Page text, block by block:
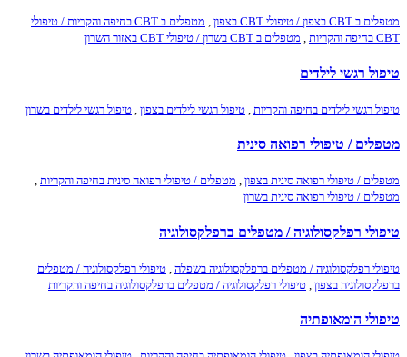
מטפלים ב CBT בצפון / טיפולי CBT בצפון ,
מטפלים ב CBT בחיפה והקריות / טיפולי
CBT בחיפה והקריות
, מטפלים ב CBT בשרון / טיפולי CBT באזור השרון
טיפול רגשי לילדים
טיפול רגשי לילדים בחיפה והקריות טיפול רגשי לילדים בצפון טיפול רגשי לילדים בשרון
מטפלים / טיפולי רפואה סינית
מטפלים / טיפולי רפואה סינית בצפון , מטפלים / טיפולי רפואה סינית בחיפה והקריות ,
מטפלים / טיפולי רפואה סינית בשרון
טיפולי רפלקסולוגיה / מטפלים ברפלקסולוגיה
טיפולי רפלקסולוגיה / מטפלים ברפלקסולוגיה בשפלה טיפולי רפלקסולוגיה / מטפלים
ברפלקסולוגיה בצפון טיפולי רפלקסולוגיה / מטפלים ברפלקסולוגיה בחיפה והקריות
טיפולי הומאופתיה